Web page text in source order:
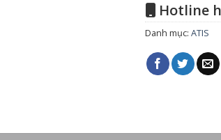
Hotline
Danh mục: ATIS